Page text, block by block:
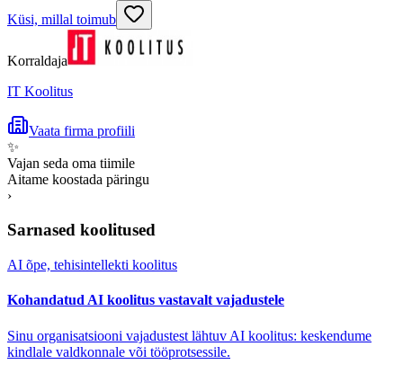
Küsi, millal toimub
Korraldaja
IT Koolitus
Vaata firma profiili
✨
Vajan seda oma tiimile
Aitame koostada päringu
›
Sarnased koolitused
AI õpe, tehisintellekti koolitus
Kohandatud AI koolitus vastavalt vajadustele
Sinu organisatsiooni vajadustest lähtuv AI koolitus: keskendume
kindlale valdkonnale või tööprotsessile.